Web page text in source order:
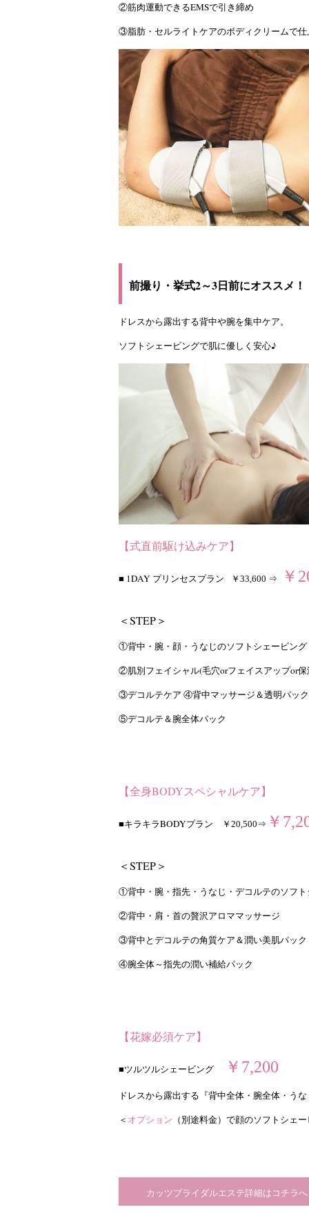
②筋肉運動できるEMSで引き締め
③脂肪・セルライトケアのボディクリームで仕
前撮り・挙式2～3日前にオススメ！
ドレスから露出する背中や腕を集中ケア。
ソフトシェービングで肌に優しく安心♪
【式直前駆け込みケア】
■ 1DAY プリンセスプラン ￥33,600 ⇒ ￥
＜STEP＞
①背中・腕・顔・うなじのソフトシェービング
②肌別フェイシャル(毛穴orフェイスアップor保
③デコルテケア ④背中マッサージ＆透明パック
⑤デコルテ＆腕全体パック
【全身BODYスペシャルケア】
■キラキラBODYプラン ￥20,500⇒ ￥
＜STEP＞
①背中・腕・指先・うなじ・デコルテのソフ
②背中・肩・首の贅沢アロママッサージ
③背中とデコルテの角質ケア＆潤い美肌パック
④腕全体～指先の潤い補給パック
【花嫁必須ケア】
■ツルツルシェービング ￥7,200
ドレスから露出する『背中全体・腕全体・う
＜ オプション （別途料金）で顔のソフトシェ
カッツブライダルエステ詳細はコチラ